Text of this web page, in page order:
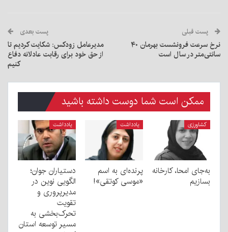
پست قبلی
نرخ سرعت فرونشست بهرمان ۴۰
سانتی‌متر در سال است
پست بعدی
مدیرعامل زودکس: شکایت کردیم تا
از حق خود برای رقابت عادلانه دفاع
کنیم
ممکن است شما دوست داشته باشید
کشاورزی
به‌جای امحا، کارخانه
بسازیم
یادداشت
پرنده‌ای به اسم
«موسی کوتقی»!
یادداشت
دستیاران جوان؛
الگویی نوین در
مدیرپروری و
تقویت
تحرک‌بخشی به
مسیر توسعه استان